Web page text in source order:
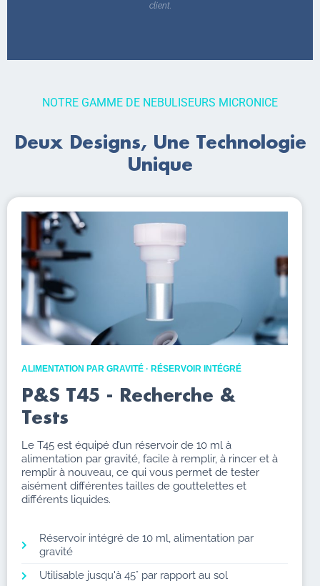
client.
NOTRE GAMME DE NEBULISEURS MICRONICE
Deux Designs, Une Technologie
Unique
ALIMENTATION PAR GRAVITÉ · RÉSERVOIR INTÉGRÉ
P&S T45 - Recherche &
Tests
Le T45 est équipé d’un réservoir de 10 ml à
alimentation par gravité, facile à remplir, à rincer et à
remplir à nouveau, ce qui vous permet de tester
aisément différentes tailles de gouttelettes et
différents liquides.
Réservoir intégré de 10 ml, alimentation par
gravité
Utilisable jusqu'à 45° par rapport au sol